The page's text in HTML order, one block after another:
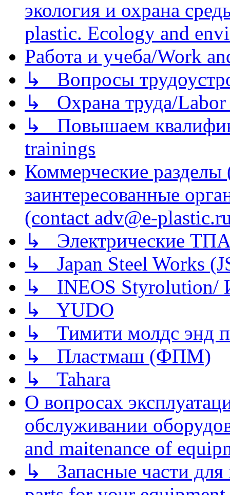
экология и охрана
plastic. Ecology and
Работа и учеба/Work
↳ Вопросы
↳ Охрана труда/Labor
↳ Повышаем
trainings
Коммерческие
заинтересованные
(contact adv@e-
↳ Электрические
↳ Japan Steel Works
↳ INEOS
↳ YUDO
↳ Тимити молдс энд
↳ Пластмаш (ФПМ)
↳ Tahara
О вопросах
обслуживании
and maitenance of
↳ Запасные части для